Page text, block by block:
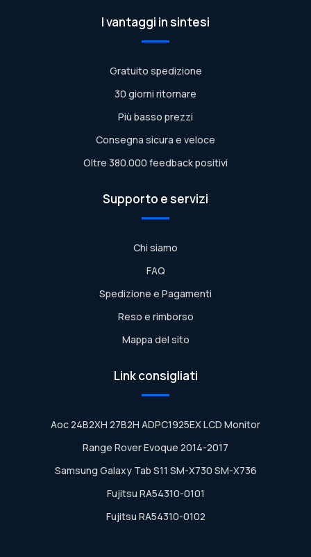
I vantaggi in sintesi
Gratuito spedizione
30 giorni ritornare
Più basso prezzi
Consegna sicura e veloce
Oltre 380.000 feedback positivi
Supporto e servizi
Chi siamo
FAQ
Spedizione e Pagamenti
Reso e rimborso
Mappa del sito
Link consigliati
Aoc 24B2XH 27B2H ADPC1925EX LCD Monitor
Range Rover Evoque 2014-2017
Samsung Galaxy Tab S11 SM-X730 SM-X736
Fujitsu RA54310-0101
Fujitsu RA54310-0102